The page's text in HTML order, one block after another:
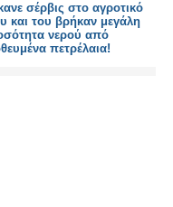
σέρβις στο αγροτικό
και του βρήκαν μεγάλη
νερού από
πετρέλαια!